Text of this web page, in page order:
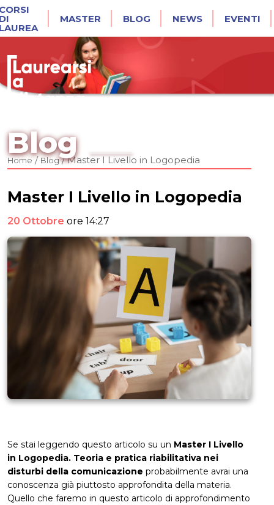
MASTER BLOG NEWS EVENTI
Blog
Home/Blog/Master I Livello in Logopedia
Master I Livello in Logopedia
20 Ottobre ore 14:27
Se stai leggendo questo articolo su un Master I Livello
in Logopedia. Teoria e pratica riabilitativa nei
disturbi della comunicazione probabilmente avrai una
conoscenza già piuttosto approfondita della materia.
Quello che faremo in questo articolo di approfondimento